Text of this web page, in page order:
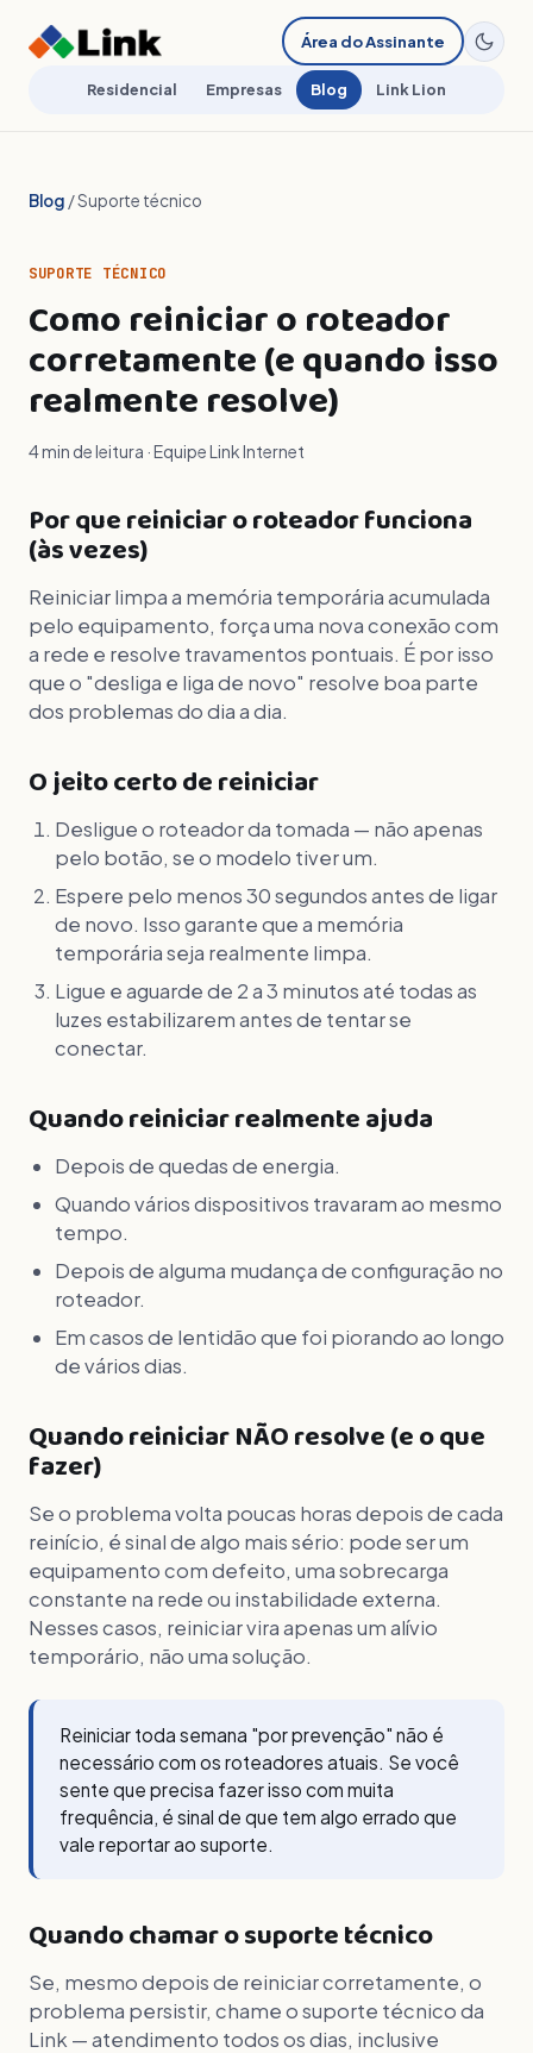
Residencial Empresas Blog Link Lion
Área do Assinante
Blog / Suporte técnico
SUPORTE TÉCNICO
Como reiniciar o roteador
corretamente (e quando isso
realmente resolve)
4 min de leitura · Equipe Link Internet
Por que reiniciar o roteador funciona
(às vezes)
Reiniciar limpa a memória temporária acumulada
pelo equipamento, força uma nova conexão com
a rede e resolve travamentos pontuais. É por isso
que o "desliga e liga de novo" resolve boa parte
dos problemas do dia a dia.
O jeito certo de reiniciar
Desligue o roteador da tomada — não apenas
pelo botão, se o modelo tiver um.
Espere pelo menos 30 segundos antes de ligar
de novo. Isso garante que a memória
temporária seja realmente limpa.
Ligue e aguarde de 2 a 3 minutos até todas as
luzes estabilizarem antes de tentar se
conectar.
Quando reiniciar realmente ajuda
Depois de quedas de energia.
Quando vários dispositivos travaram ao mesmo
tempo.
Depois de alguma mudança de configuração no
roteador.
Em casos de lentidão que foi piorando ao longo
de vários dias.
Quando reiniciar NÃO resolve (e o que
fazer)
Se o problema volta poucas horas depois de cada
reinício, é sinal de algo mais sério: pode ser um
equipamento com defeito, uma sobrecarga
constante na rede ou instabilidade externa.
Nesses casos, reiniciar vira apenas um alívio
temporário, não uma solução.
Reiniciar toda semana "por prevenção" não é
necessário com os roteadores atuais. Se você
sente que precisa fazer isso com muita
frequência, é sinal de que tem algo errado que
vale reportar ao suporte.
Quando chamar o suporte técnico
Se, mesmo depois de reiniciar corretamente, o
problema persistir, chame o suporte técnico da
Link — atendimento todos os dias, inclusive